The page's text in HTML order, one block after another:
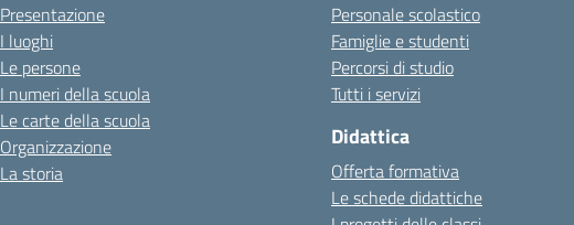
Presentazione
I luoghi
Le persone
I numeri della scuola
Le carte della scuola
Organizzazione
La storia
Personale scolastico
Famiglie e studenti
Percorsi di studio
Tutti i servizi
Didattica
Offerta formativa
Le schede didattiche